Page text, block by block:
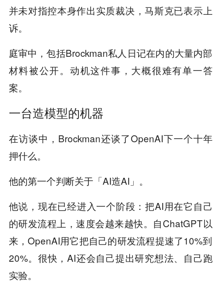
并未对指控本身作出实质裁决，马斯克已表示上
诉。
庭审中，包括Brockman私人日记在内的大量内部
材料被公开。动机这件事，大概很难有单一答
案。
一台造模型的机器
在访谈中，Brockman还谈了OpenAI下一个十年
押什么。
他的第一个判断关于「AI造AI」。
他说，现在已经进入一个阶段：把AI用在它自己
的研发流程上，速度会越来越快。自ChatGPT以
来，OpenAI用它把自己的研发流程提速了10%到
20%。很快，AI还会自己提出研究想法、自己跑
实验。